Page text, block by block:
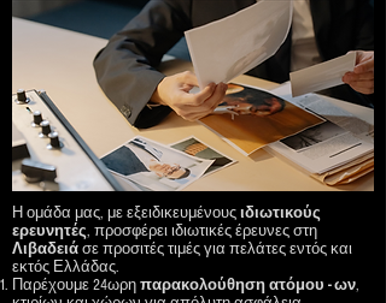
Η ομάδα μας, με εξειδικευμένους ιδιωτικούς
ερευνητές, προσφέρει ιδιωτικές έρευνες στη
Λιβαδειά σε προσιτές τιμές για πελάτες εντός και
εκτός Ελλάδας.
Παρέχουμε 24ωρη παρακολούθηση ατόμου - ων,